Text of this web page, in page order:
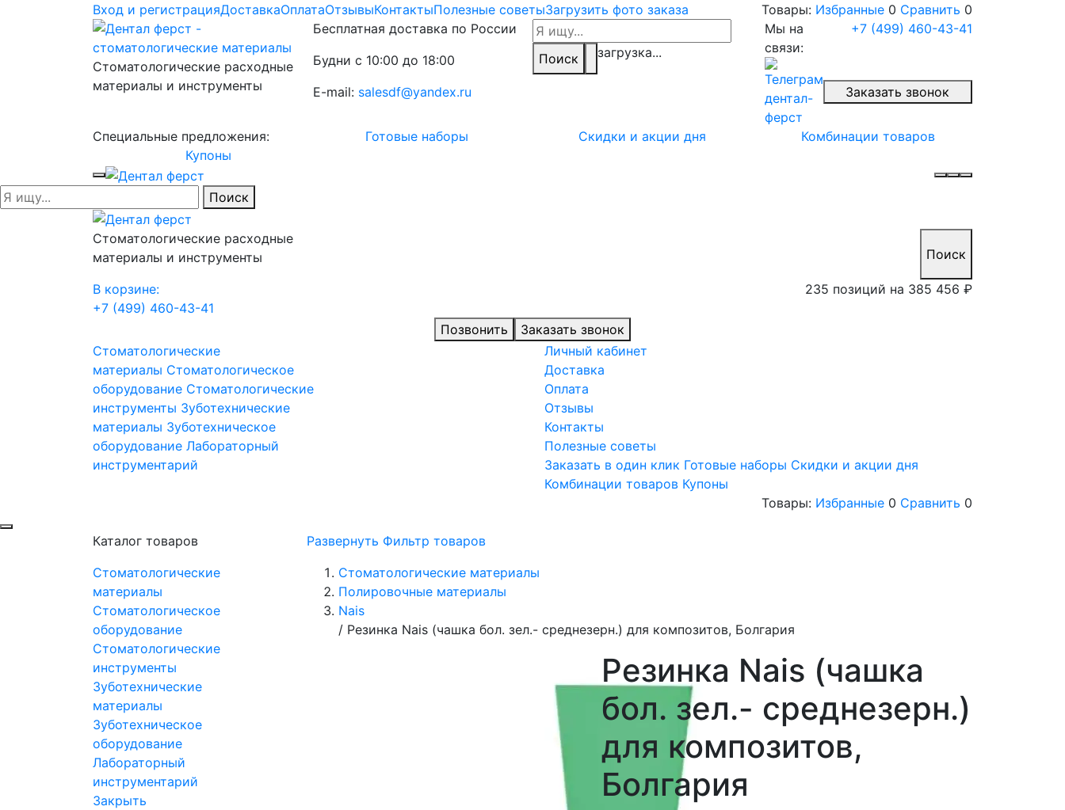
Вход и регистрацияДоставкаОплатаОтзывыКонтактыПолезные советыЗагрузить фото заказа Товары: Избранные 0 Сравнить 0
Стоматологические расходные
материалы и инструменты
Бесплатная доставка по России
Будни с 10:00 до 18:00
E-mail: salesdf@yandex.ru
Поиск загрузка...
Мы на
связи:
+7 (499) 460-43-41
Заказать звонок
Специальные предложения: Готовые наборы Скидки и акции дня
Комбинации товаров
Купоны
Поиск
Стоматологические расходные
материалы и инструменты
Поиск
В корзине: 235 позиций на 385 456 ₽
+7 (499) 460-43-41
Позвонить
Заказать звонок
Стоматологические
материалы Стоматологическое
оборудование Стоматологические
инструменты Зуботехнические
материалы Зуботехническое
оборудование Лабораторный
инструментарий
Личный кабинет
Доставка
Оплата
Отзывы
Контакты
Полезные советы
Заказать в один клик Готовые наборы Скидки и акции дня
Комбинации товаров Купоны
Товары: Избранные 0 Сравнить 0
Каталог товаров
Стоматологические
материалы
Стоматологическое
оборудование
Стоматологические
инструменты
Зуботехнические
материалы
Зуботехническое
оборудование
Лабораторный
инструментарий
Закрыть
Развернуть Фильтр товаров
Стоматологические материалы
Полировочные материалы
Nais
/ Резинка Nais (чашка бол. зел.- среднезерн.) для композитов, Болгария
Резинка Nais (чашка
бол. зел.- среднезерн.)
для композитов,
Болгария